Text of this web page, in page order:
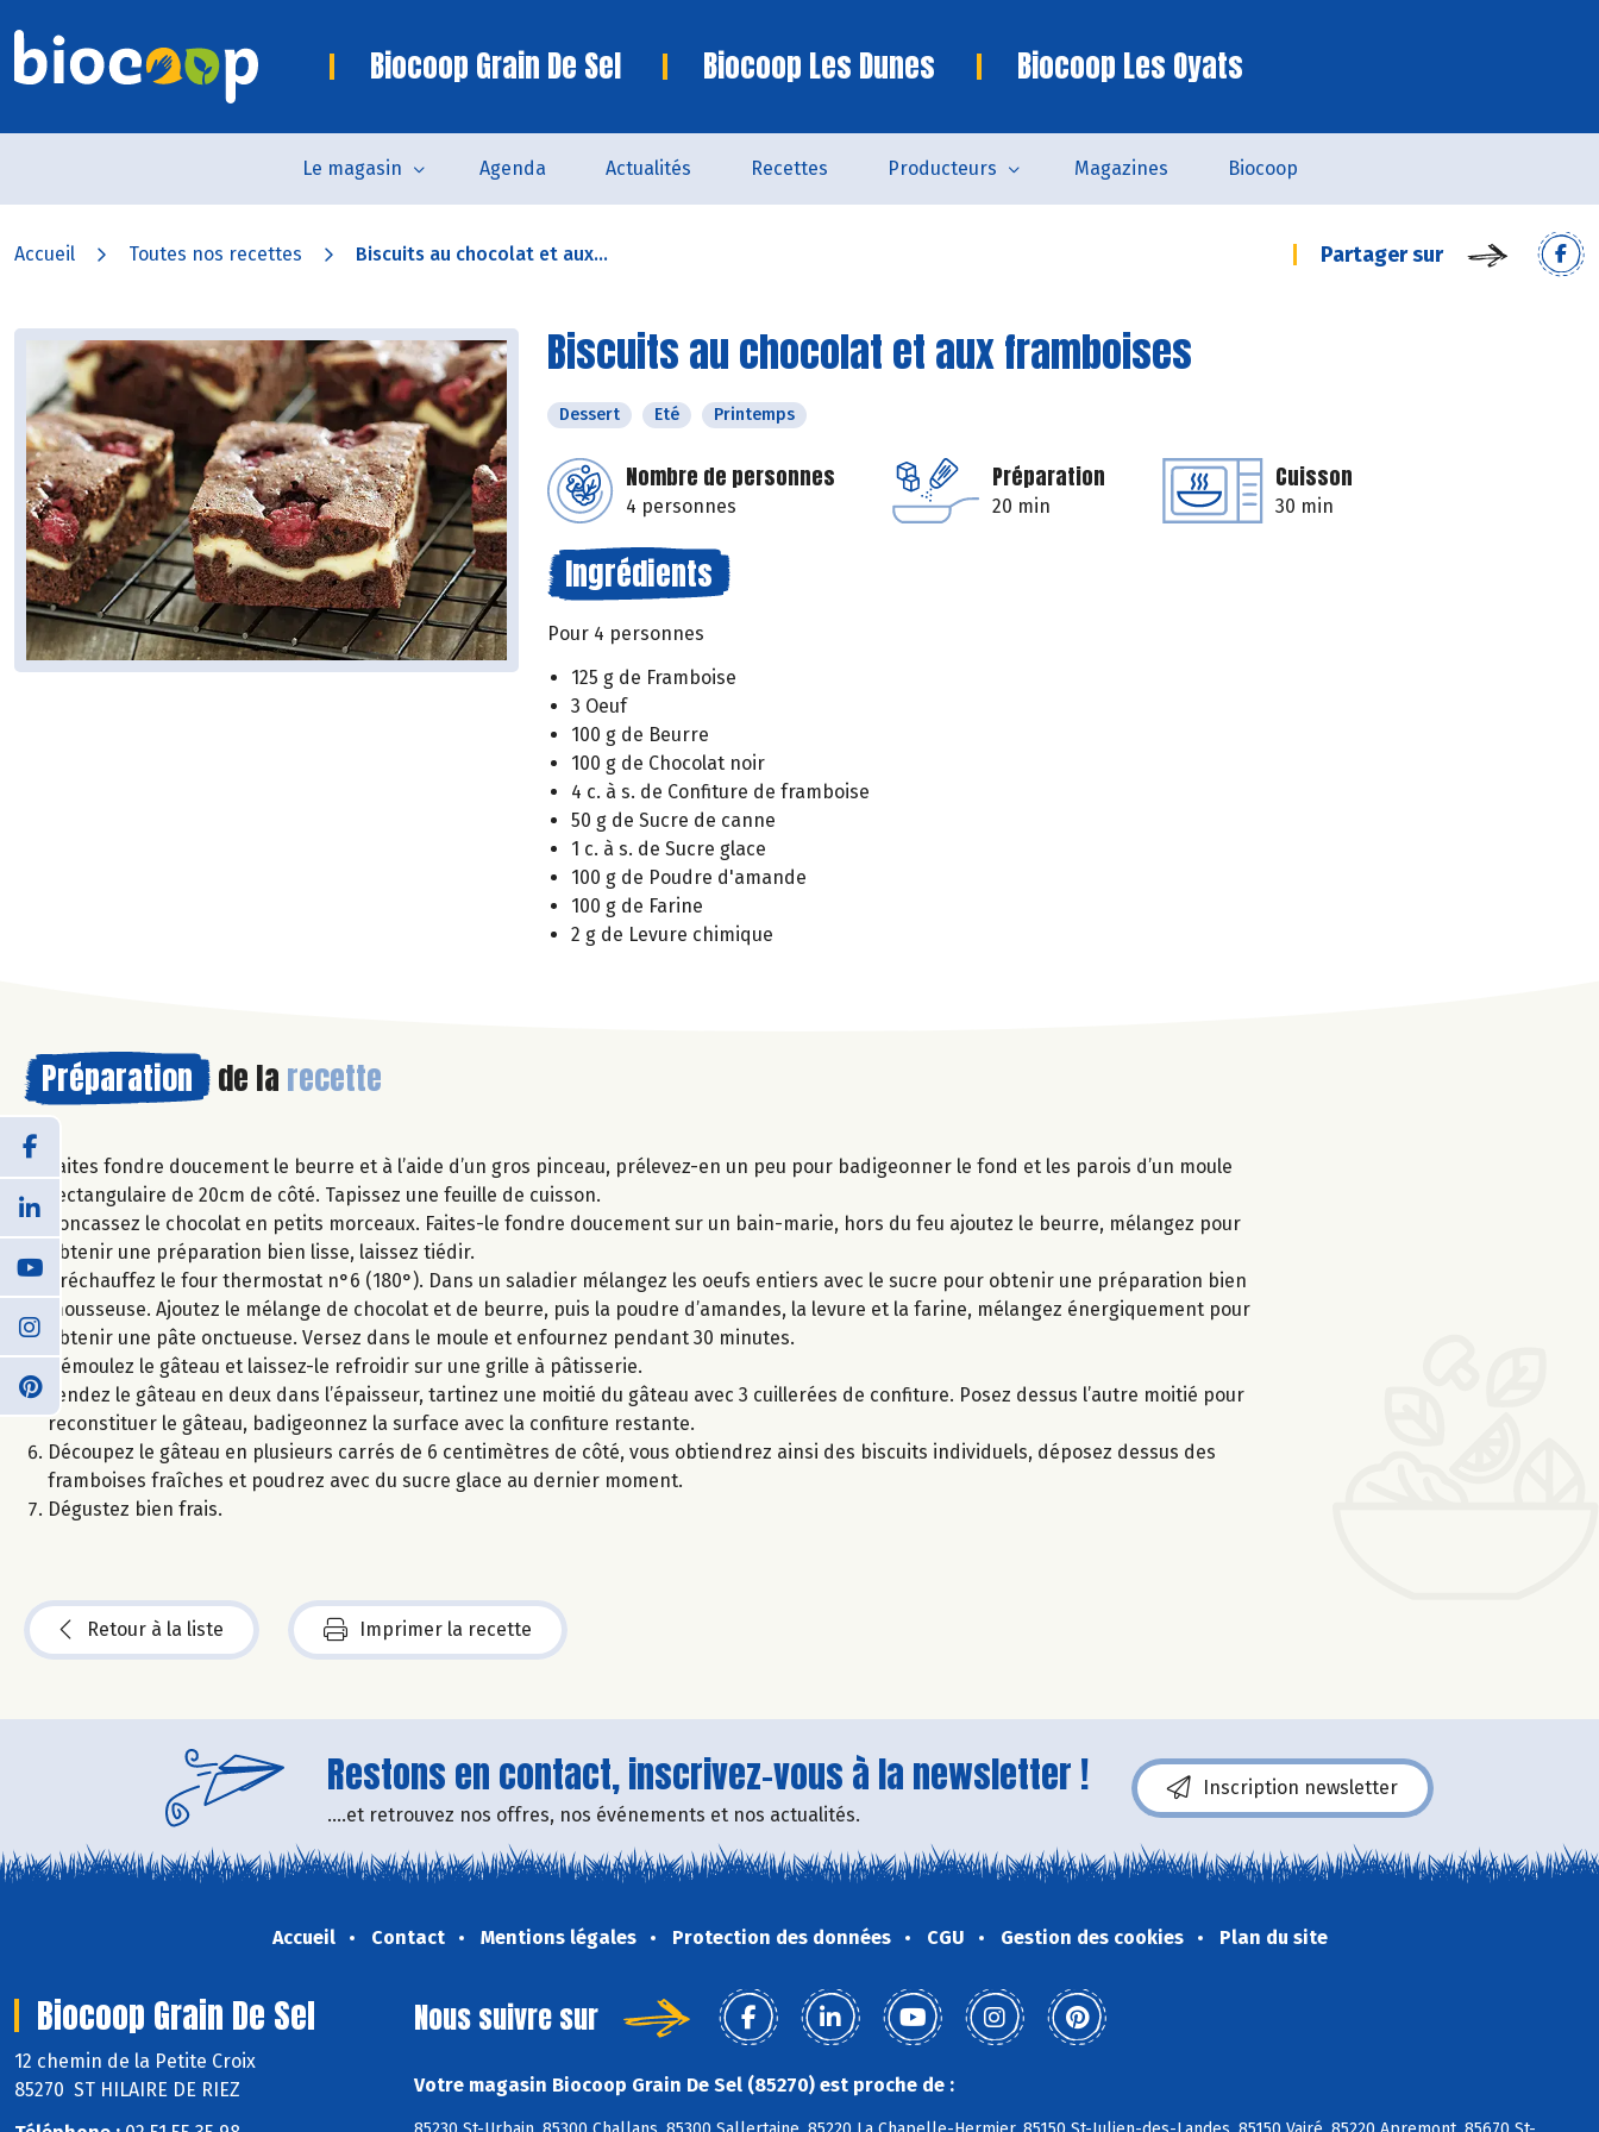
Biocoop Grain De Sel Biocoop Les Dunes Biocoop Les Oyats
Le magasin Agenda Actualités Recettes Producteurs Magazines Biocoop
Accueil Toutes nos recettes Biscuits au chocolat et aux... Partager sur
Biscuits au chocolat et aux framboises
Dessert Eté Printemps
Nombre de personnes
4 personnes
Préparation
20 min
Cuisson
30 min
Ingrédients
Pour 4 personnes
125 g de Framboise
3 Oeuf
100 g de Beurre
100 g de Chocolat noir
4 c. à s. de Confiture de framboise
50 g de Sucre de canne
1 c. à s. de Sucre glace
100 g de Poudre d'amande
100 g de Farine
2 g de Levure chimique
Préparation de la recette
Faites fondre doucement le beurre et à l’aide d’un gros pinceau, prélevez-en un peu pour badigeonner le fond et les parois d’un moule
rectangulaire de 20cm de côté. Tapissez une feuille de cuisson.
Concassez le chocolat en petits morceaux. Faites-le fondre doucement sur un bain-marie, hors du feu ajoutez le beurre, mélangez pour
obtenir une préparation bien lisse, laissez tiédir.
Préchauffez le four thermostat n°6 (180°). Dans un saladier mélangez les oeufs entiers avec le sucre pour obtenir une préparation bien
mousseuse. Ajoutez le mélange de chocolat et de beurre, puis la poudre d’amandes, la levure et la farine, mélangez énergiquement pour
obtenir une pâte onctueuse. Versez dans le moule et enfournez pendant 30 minutes.
Démoulez le gâteau et laissez-le refroidir sur une grille à pâtisserie.
Fendez le gâteau en deux dans l’épaisseur, tartinez une moitié du gâteau avec 3 cuillerées de confiture. Posez dessus l’autre moitié pour
reconstituer le gâteau, badigeonnez la surface avec la confiture restante.
Découpez le gâteau en plusieurs carrés de 6 centimètres de côté, vous obtiendrez ainsi des biscuits individuels, déposez dessus des
framboises fraîches et poudrez avec du sucre glace au dernier moment.
Dégustez bien frais.
Retour à la liste Imprimer la recette
Restons en contact, inscrivez-vous à la newsletter !
....et retrouvez nos offres, nos événements et nos actualités.
Inscription newsletter
Accueil Contact Mentions légales Protection des données CGU Gestion des cookies Plan du site
Biocoop Grain De Sel
12 chemin de la Petite Croix
85270 ST HILAIRE DE RIEZ
Nous suivre sur
Votre magasin Biocoop Grain De Sel (85270) est proche de :